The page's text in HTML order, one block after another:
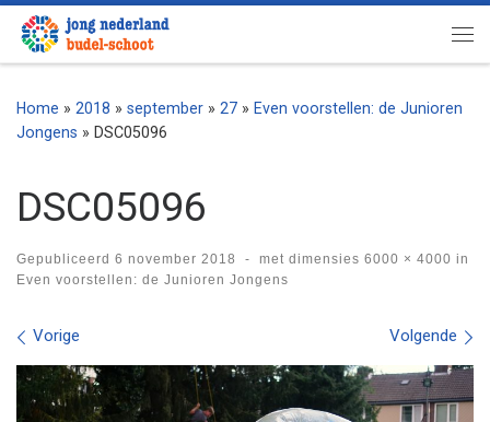
Ga naar inhoud
Home » 2018 » september » 27 » Even voorstellen: de Junioren
Jongens » DSC05096
DSC05096
Gepubliceerd 6 november 2018 - met dimensies 6000 × 4000 in
Even voorstellen: de Junioren Jongens
Afbeeldingen navigatie
Vorige Volgende